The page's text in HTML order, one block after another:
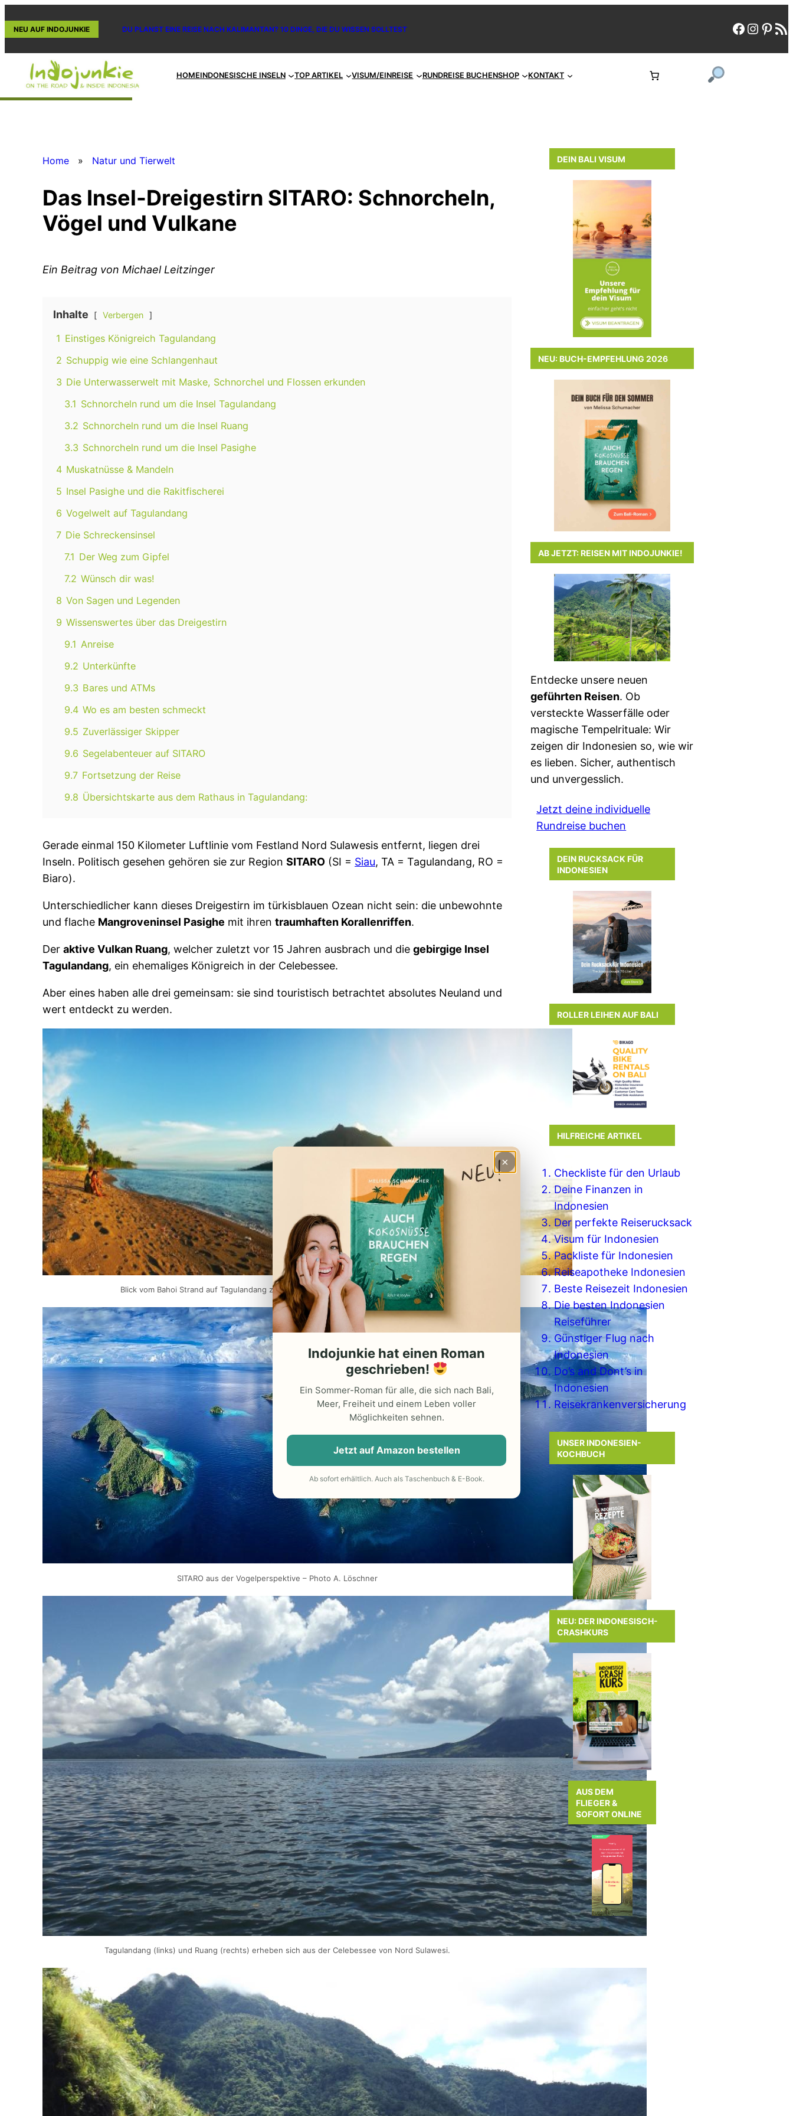
Inhalt
NEU AUF INDOJUNKIE DU PLANST EINE REISE NACH KALIMANTAN? 10 DINGE, DIE DU WISSEN SOLLTEST facebook
HOMEINDONESISCHE INSELN TOP ARTIKEL VISUM/EINREISE RUNDREISE BUCHENSHOP KONTAKT
Home » Natur und Tierwelt
Das Insel-Dreigestirn SITARO: Schnorcheln,
Vögel und Vulkane
Ein Beitrag von Michael Leitzinger
Inhalte Verbergen
1 Einstiges Königreich Tagulandang
2 Schuppig wie eine Schlangenhaut
3 Die Unterwasserwelt mit Maske, Schnorchel und Flossen erkunden
3.1 Schnorcheln rund um die Insel Tagulandang
3.2 Schnorcheln rund um die Insel Ruang
3.3 Schnorcheln rund um die Insel Pasighe
4 Muskatnüsse & Mandeln
5 Insel Pasighe und die Rakitfischerei
6 Vogelwelt auf Tagulandang
7 Die Schreckensinsel
7.1 Der Weg zum Gipfel
7.2 Wünsch dir was!
8 Von Sagen und Legenden
9 Wissenswertes über das Dreigestirn
9.1 Anreise
9.2 Unterkünfte
9.3 Bares und ATMs
9.4 Wo es am besten schmeckt
9.5 Zuverlässiger Skipper
9.6 Segelabenteuer auf SITARO
9.7 Fortsetzung der Reise
9.8 Übersichtskarte aus dem Rathaus in Tagulandang:
Gerade einmal 150 Kilometer Luftlinie vom Festland Nord Sulawesis entfernt, liegen drei
Inseln. Politisch gesehen gehören sie zur Region SITARO (SI = Siau, TA = Tagulandang, RO =
Biaro).
Unterschiedlicher kann dieses Dreigestirn im türkisblauen Ozean nicht sein: die unbewohnte
und flache Mangroveninsel Pasighe mit ihren traumhaften Korallenriffen.
Der aktive Vulkan Ruang, welcher zuletzt vor 15 Jahren ausbrach und die gebirgige Insel
Tagulandang, ein ehemaliges Königreich in der Celebessee.
Aber eines haben alle drei gemeinsam: sie sind touristisch betrachtet absolutes Neuland und
wert entdeckt zu werden.
Blick vom Bahoi Strand auf Tagulandang zur Vulkaninsel Ruang – Photo Enric Corbero
SITARO aus der Vogelperspektive – Photo A. Löschner
Tagulandang (links) und Ruang (rechts) erheben sich aus der Celebessee von Nord Sulawesi.
DEIN BALI VISUM
NEU: BUCH-EMPFEHLUNG 2026
AB JETZT: REISEN MIT INDOJUNKIE!
Entdecke unsere neuen
geführten Reisen. Ob
versteckte Wasserfälle oder
magische Tempelrituale: Wir
zeigen dir Indonesien so, wie wir
es lieben. Sicher, authentisch
und unvergesslich.
Jetzt deine individuelle
Rundreise buchen
DEIN RUCKSACK FÜR
INDONESIEN
ROLLER LEIHEN AUF BALI
HILFREICHE ARTIKEL
Checkliste für den Urlaub
Deine Finanzen in
Indonesien
Der perfekte Reiserucksack
Visum für Indonesien
Packliste für Indonesien
Reiseapotheke Indonesien
Beste Reisezeit Indonesien
Die besten Indonesien
Reiseführer
Günstiger Flug nach
Indonesien
Do’s and Dont’s in
Indonesien
Reisekrankenversicherung
UNSER INDONESIEN-
KOCHBUCH
NEU: DER INDONESISCH-
CRASHKURS
AUS DEM
FLIEGER &
SOFORT ONLINE
×
Indojunkie hat einen Roman
geschrieben!
Ein Sommer-Roman für alle, die sich nach Bali,
Meer, Freiheit und einem Leben voller
Möglichkeiten sehnen.
Jetzt auf Amazon bestellen
Ab sofort erhältlich. Auch als Taschenbuch & E-Book.